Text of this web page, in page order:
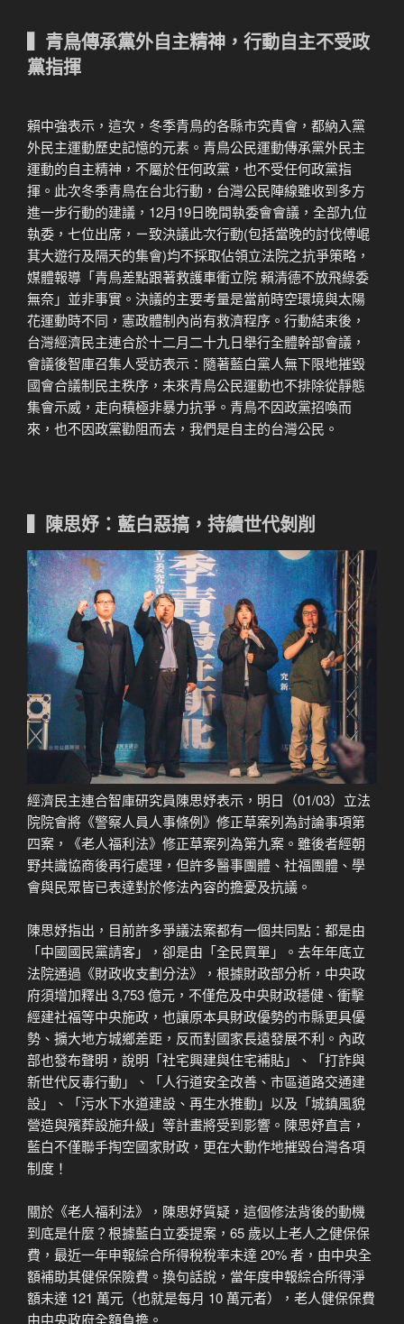
▍青鳥傳承黨外自主精神，行動自主不受政
黨指揮
賴中強表示，這次，冬季青鳥的各縣市究責會，都納入黨
外民主運動歷史記憶的元素。青鳥公民運動傳承黨外民主
運動的自主精神，不屬於任何政黨，也不受任何政黨指
揮。此次冬季青鳥在台北行動，台灣公民陣線雖收到多方
進一步行動的建議，12月19日晚間執委會會議，全部九位
執委，七位出席，ㄧ致決議此次行動(包括當晚的討伐傅崐
萁大遊行及隔天的集會)均不採取佔領立法院之抗爭策略，
媒體報導「青鳥差點跟著救護車衝立院 賴清德不放飛綠委
無奈」並非事實。決議的主要考量是當前時空環境與太陽
花運動時不同，憲政體制內尚有救濟程序。行動結束後，
台灣經濟民主連合於十二月二十九日舉行全體幹部會議，
會議後智庫召集人受訪表示：隨著藍白黨人無下限地摧毀
國會合議制民主秩序，未來青鳥公民運動也不排除從靜態
集會示威，走向積極非暴力抗爭。青鳥不因政黨招喚而
來，也不因政黨勸阻而去，我們是自主的台灣公民。
▍陳思妤：藍白惡搞，持續世代剝削
經濟民主連合智庫研究員陳思妤表示，明日（01/03）立法
院院會將《警察人員人事條例》修正草案列為討論事項第
四案，《老人福利法》修正草案列為第九案。雖後者經朝
野共識協商後再行處理，但許多醫事團體、社福團體、學
會與民眾皆已表達對於修法內容的擔憂及抗議。
陳思妤指出，目前許多爭議法案都有一個共同點：都是由
「中國國民黨請客」，卻是由「全民買單」。去年年底立
法院通過《財政收支劃分法》，根據財政部分析，中央政
府須增加釋出 3,753 億元，不僅危及中央財政穩健、衝擊
經建社福等中央施政，也讓原本具財政優勢的市縣更具優
勢、擴大地方城鄉差距，反而對國家長遠發展不利。內政
部也發布聲明，說明「社宅興建與住宅補貼」、「打詐與
新世代反毒行動」、「人行道安全改善、市區道路交通建
設」、「污水下水道建設、再生水推動」以及「城鎮風貌
營造與殯葬設施升級」等計畫將受到影響。陳思妤直言，
藍白不僅聯手掏空國家財政，更在大動作地摧毀台灣各項
制度！
關於《老人福利法》，陳思妤質疑，這個修法背後的動機
到底是什麼？根據藍白立委提案，65 歲以上老人之健保保
費，最近一年申報綜合所得稅稅率未達 20% 者，由中央全
額補助其健保保險費。換句話說，當年度申報綜合所得淨
額未達 121 萬元（也就是每月 10 萬元者），老人健保保費
由中央政府全額負擔。